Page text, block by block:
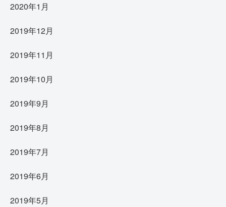
2020年1月
2019年12月
2019年11月
2019年10月
2019年9月
2019年8月
2019年7月
2019年6月
2019年5月